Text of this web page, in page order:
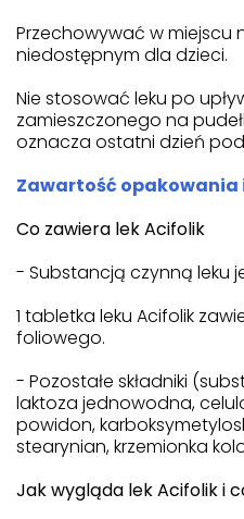
Przechowywać w miejscu
niedostępnym dla dzieci.
Nie stosować leku po
zamieszczonego na
oznacza ostatni dzień
Zawartość opakowania
Co zawiera lek Acifolik
- Substancją czynną leku
1 tabletka leku Acifolik
foliowego.
- Pozostałe składniki
laktoza jednowodna,
powidon,
stearynian, krzemionka
Jak wygląda lek Acifolik i